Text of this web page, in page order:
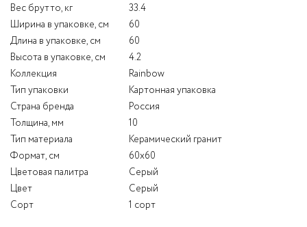
Вес брутто, кг
33.4
Ширина в упаковке, см
60
Длина в упаковке, см
60
Высота в упаковке, см
4.2
Коллекция
Rainbow
Тип упаковки
Картонная упаковка
Страна бренда
Россия
Толщина, мм
10
Тип материала
Керамический гранит
Формат, см
60x60
Цветовая палитра
Серый
Цвет
Серый
Сорт
1 сорт